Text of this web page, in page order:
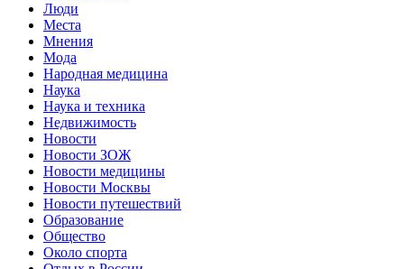
Люди
Места
Мнения
Мода
Народная медицина
Наука
Наука и техника
Недвижимость
Новости
Новости ЗОЖ
Новости медицины
Новости Москвы
Новости путешествий
Образование
Общество
Около спорта